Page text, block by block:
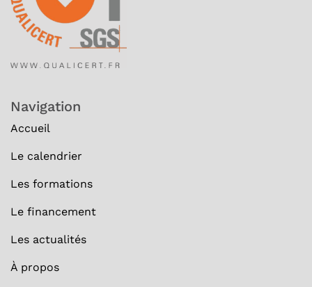
Navigation
Accueil
Le calendrier
Les formations
Le financement
Les actualités
À propos